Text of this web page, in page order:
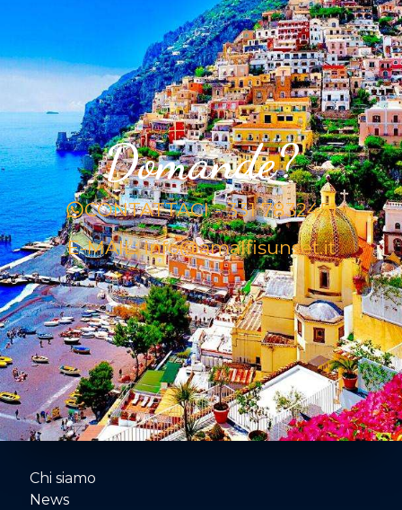
Domande?
CONTATTACI - 331 7832451
E-MAIL: info@amalfisunset.it
Chi siamo
News